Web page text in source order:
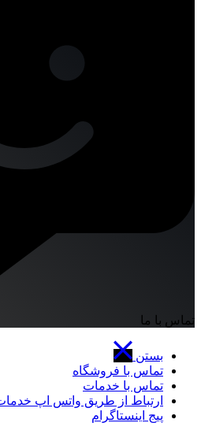
تماس با ما
بستن
تماس با فروشگاه
تماس با خدمات
ارتباط از طریق واتس اپ
پیج اینستاگرام